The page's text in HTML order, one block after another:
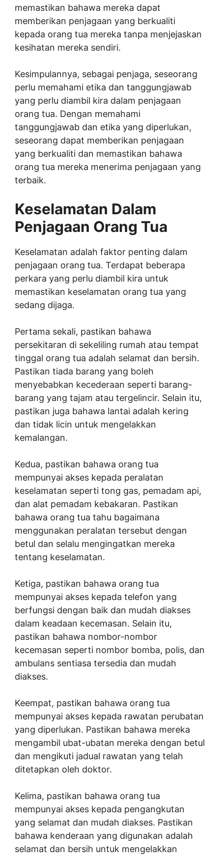
memastikan bahawa mereka dapat
memberikan penjagaan yang berkualiti
kepada orang tua mereka tanpa menjejaskan
kesihatan mereka sendiri.
Kesimpulannya, sebagai penjaga, seseorang
perlu memahami etika dan tanggungjawab
yang perlu diambil kira dalam penjagaan
orang tua. Dengan memahami
tanggungjawab dan etika yang diperlukan,
seseorang dapat memberikan penjagaan
yang berkualiti dan memastikan bahawa
orang tua mereka menerima penjagaan yang
terbaik.
Keselamatan Dalam
Penjagaan Orang Tua
Keselamatan adalah faktor penting dalam
penjagaan orang tua. Terdapat beberapa
perkara yang perlu diambil kira untuk
memastikan keselamatan orang tua yang
sedang dijaga.
Pertama sekali, pastikan bahawa
persekitaran di sekeliling rumah atau tempat
tinggal orang tua adalah selamat dan bersih.
Pastikan tiada barang yang boleh
menyebabkan kecederaan seperti barang-
barang yang tajam atau tergelincir. Selain itu,
pastikan juga bahawa lantai adalah kering
dan tidak licin untuk mengelakkan
kemalangan.
Kedua, pastikan bahawa orang tua
mempunyai akses kepada peralatan
keselamatan seperti tong gas, pemadam api,
dan alat pemadam kebakaran. Pastikan
bahawa orang tua tahu bagaimana
menggunakan peralatan tersebut dengan
betul dan selalu mengingatkan mereka
tentang keselamatan.
Ketiga, pastikan bahawa orang tua
mempunyai akses kepada telefon yang
berfungsi dengan baik dan mudah diakses
dalam keadaan kecemasan. Selain itu,
pastikan bahawa nombor-nombor
kecemasan seperti nombor bomba, polis, dan
ambulans sentiasa tersedia dan mudah
diakses.
Keempat, pastikan bahawa orang tua
mempunyai akses kepada rawatan perubatan
yang diperlukan. Pastikan bahawa mereka
mengambil ubat-ubatan mereka dengan betul
dan mengikuti jadual rawatan yang telah
ditetapkan oleh doktor.
Kelima, pastikan bahawa orang tua
mempunyai akses kepada pengangkutan
yang selamat dan mudah diakses. Pastikan
bahawa kenderaan yang digunakan adalah
selamat dan bersih untuk mengelakkan